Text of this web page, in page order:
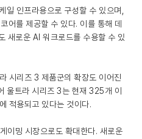
인프라용으로 구성할 수 있으며,
를 제공할 수 있다. 이를 통해 데
새로운 AI 워크로드를 수용할 수 있
시리즈 3 제품군의 확장도 이어진
울트라 시리즈 3는 현재 325개 이
적용되고 있다는 것이다.
이밍 시장으로도 확대한다. 새로운